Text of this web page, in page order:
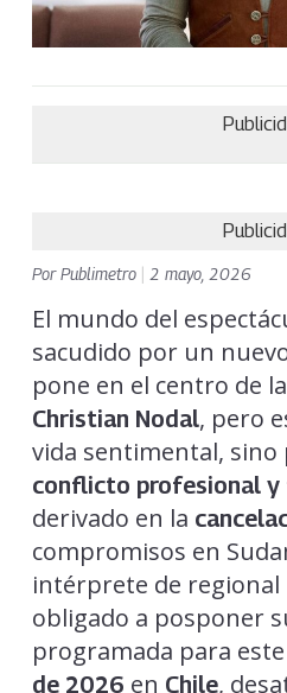
PorPublimetro 2 mayo, 2026
El mundo del
sacudido por un
pone en el centro de
Christian Nodal, pero
vida sentimental, sino
conflicto profesional y
derivado en la
compromisos en
intérprete de regional
obligado a posponer
programada para
de 2026 en Chile,